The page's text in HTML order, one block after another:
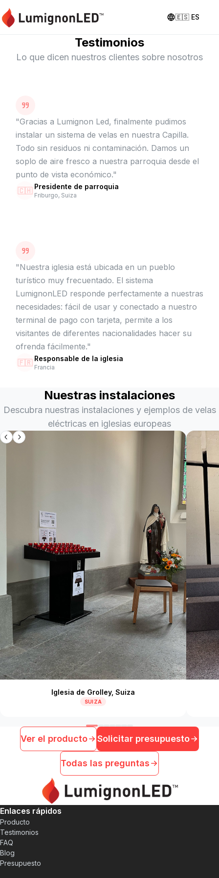
🇪🇸 ES
Testimonios
Lo que dicen nuestros clientes sobre nosotros
"Gracias a Lumignon Led, finalmente pudimos
instalar un sistema de velas en nuestra Capilla.
Todo sin residuos ni contaminación. Damos un
soplo de aire fresco a nuestra parroquia desde el
punto de vista económico."
🇨🇭 Presidente de parroquia
Friburgo, Suiza
"Nuestra iglesia está ubicada en un pueblo
turístico muy frecuentado. El sistema
LumignonLED responde perfectamente a nuestras
necesidades: fácil de usar y conectado a nuestro
terminal de pago con tarjeta, permite a los
visitantes de diferentes nacionalidades hacer su
ofrenda fácilmente."
🇫🇷 Responsable de la iglesia
Francia
Nuestras instalaciones
Descubra nuestras instalaciones y ejemplos de velas
eléctricas en iglesias europeas
Iglesia de Grolley, Suiza
SUIZA
Ver el producto Solicitar presupuesto
Todas las preguntas
Enlaces rápidos
Producto
Testimonios
FAQ
Blog
Presupuesto